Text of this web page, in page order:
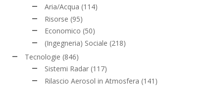
Aria/Acqua (114)
Risorse (95)
Economico (50)
(Ingegneria) Sociale (218)
Tecnologie (846)
Sistemi Radar (117)
Rilascio Aerosol in Atmosfera (141)